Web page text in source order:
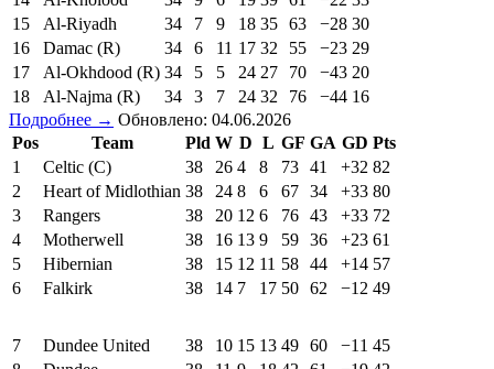
15
Al-Riyadh 34 7 9 18 35 63 −28 30
16
Damac (R) 34 6 11 17 32 55 −23 29
17
Al-Okhdood (R) 34 5 5 24 27 70 −43 20
18
Al-Najma (R) 34 3 7 24 32 76 −44 16
Подробнее → Обновлено: 04.06.2026
Pos
Team Pld W D L GF GA GD Pts
1
Celtic (C) 38 26 4 8 73 41 +32 82
2
Heart of Midlothian 38 24 8 6 67 34 +33 80
3
Rangers 38 20 12 6 76 43 +33 72
4
Motherwell 38 16 13 9 59 36 +23 61
5
Hibernian 38 15 12 11 58 44 +14 57
6
Falkirk 38 14 7 17 50 62 −12 49
7 Dundee United 38 10 15 13 49 60 −11 45